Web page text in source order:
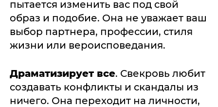
пытается изменить вас под свой
образ и подобие. Она не уважает ваш
выбор партнера, профессии, стиля
жизни или вероисповедания.
Драматизирует все. Свекровь любит
создавать конфликты и скандалы из
ничего. Она переходит на личности,